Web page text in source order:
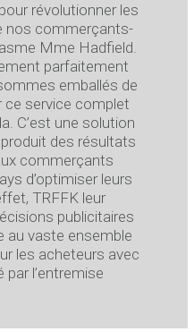
révolutionner les
nos commerçants-
Mme Hadfield.
parfaitement
emballés de
service complet
C’est une solution
des résultats
commerçants
d’optimiser leurs
TRFFK leur
publicitaires
au vaste ensemble
les acheteurs avec
par l’entremise